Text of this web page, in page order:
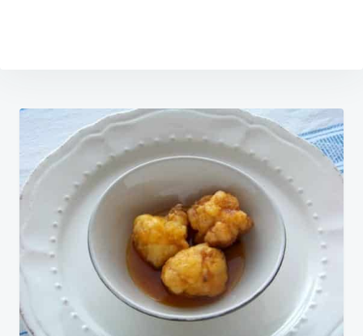
Navigation
l’article